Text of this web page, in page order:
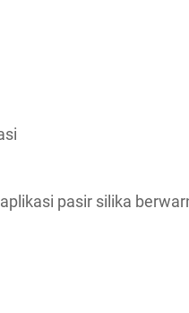
pasir silika